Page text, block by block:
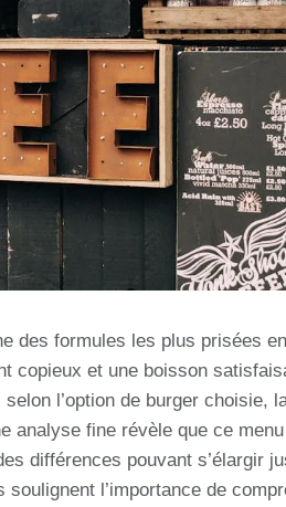
des formules les plus prisées
copieux et une boisson
l’option de burger choisie,
analyse fine révèle que ce
différences pouvant s’élargir
l’importance de